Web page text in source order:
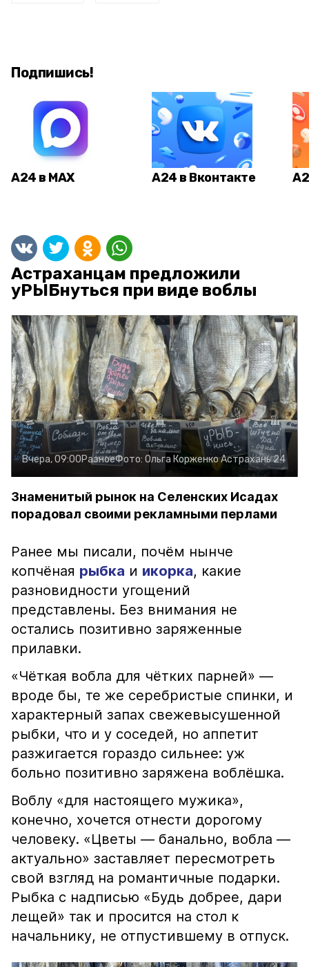
Подпишись!
А24 в MAX А24 в Вконтакте
Астраханцам предложили
уРЫБнуться при виде воблы
Вчера, 09:00РазноеФото: Ольга КорженкоАстрахань 24
Знаменитый рынок на Селенских Исадах
порадовал своими рекламными перлами
Ранее мы писали, почём нынче
копчёная рыбка и икорка, какие
разновидности угощений
представлены. Без внимания не
остались позитивно заряженные
прилавки.
«Чёткая вобла для чётких парней» —
вроде бы, те же серебристые спинки, и
характерный запах свежевысушенной
рыбки, что и у соседей, но аппетит
разжигается гораздо сильнее: уж
больно позитивно заряжена воблёшка.
Воблу «для настоящего мужика»,
конечно, хочется отнести дорогому
человеку. «Цветы — банально, вобла —
актуально» заставляет пересмотреть
свой взгляд на романтичные подарки.
Рыбка с надписью «Будь добрее, дари
лещей» так и просится на стол к
начальнику, не отпустившему в отпуск.